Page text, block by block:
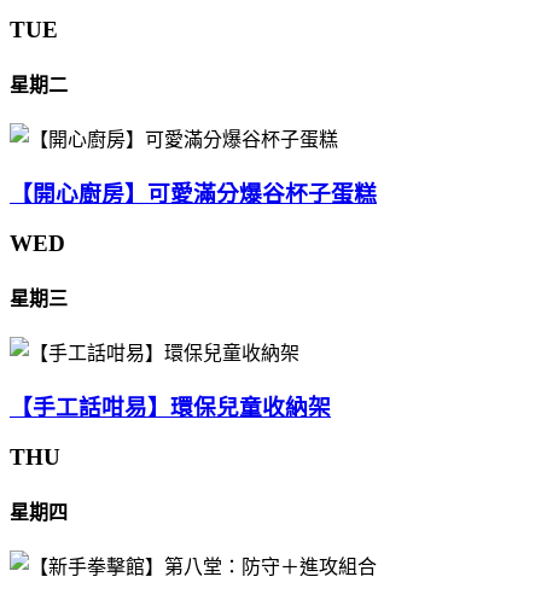
TUE
星期二
【開心廚房】可愛滿分爆谷杯子蛋糕
WED
星期三
【手工話咁易】環保兒童收納架
THU
星期四